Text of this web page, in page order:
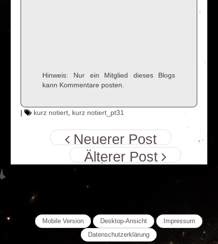
Hinweis: Nur ein Mitglied dieses Blogs
kann Kommentare posten.
| kurz notiert kurz notiert_pt31
Neuerer Post
Älterer Post
Mobile Version Desktop-Ansicht
Impressum
Datenschutzerklärung